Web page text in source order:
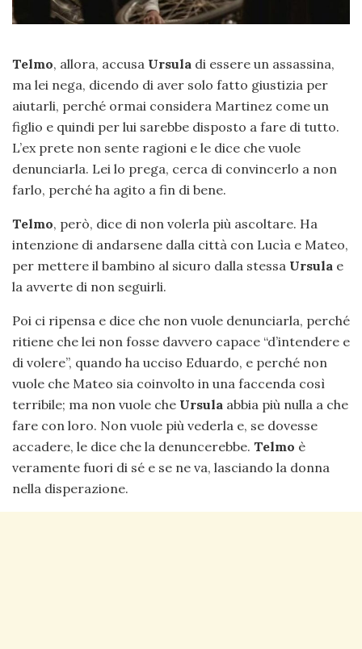
Telmo, allora, accusa Ursula di essere un assassina,
ma lei nega, dicendo di aver solo fatto giustizia per
aiutarli, perché ormai considera Martinez come un
figlio e quindi per lui sarebbe disposto a fare di tutto.
L’ex prete non sente ragioni e le dice che vuole
denunciarla. Lei lo prega, cerca di convincerlo a non
farlo, perché ha agito a fin di bene.
Telmo, però, dice di non volerla più ascoltare. Ha
intenzione di andarsene dalla città con Lucìa e Mateo,
per mettere il bambino al sicuro dalla stessa Ursula e
la avverte di non seguirli.
Poi ci ripensa e dice che non vuole denunciarla, perché
ritiene che lei non fosse davvero capace “d’intendere e
di volere”, quando ha ucciso Eduardo, e perché non
vuole che Mateo sia coinvolto in una faccenda così
terribile; ma non vuole che Ursula abbia più nulla a che
fare con loro. Non vuole più vederla e, se dovesse
accadere, le dice che la denuncerebbe. Telmo è
veramente fuori di sé e se ne va, lasciando la donna
nella disperazione.